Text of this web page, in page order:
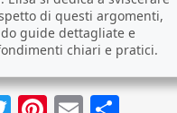
di questi argomenti,
guide dettagliate e
chiari e pratici.